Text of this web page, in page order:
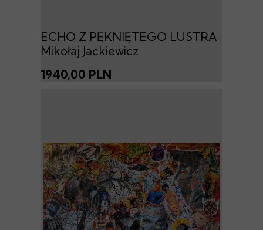
ECHO Z PĘKNIĘTEGO LUSTRA
Mikołaj Jackiewicz
1940,00 PLN